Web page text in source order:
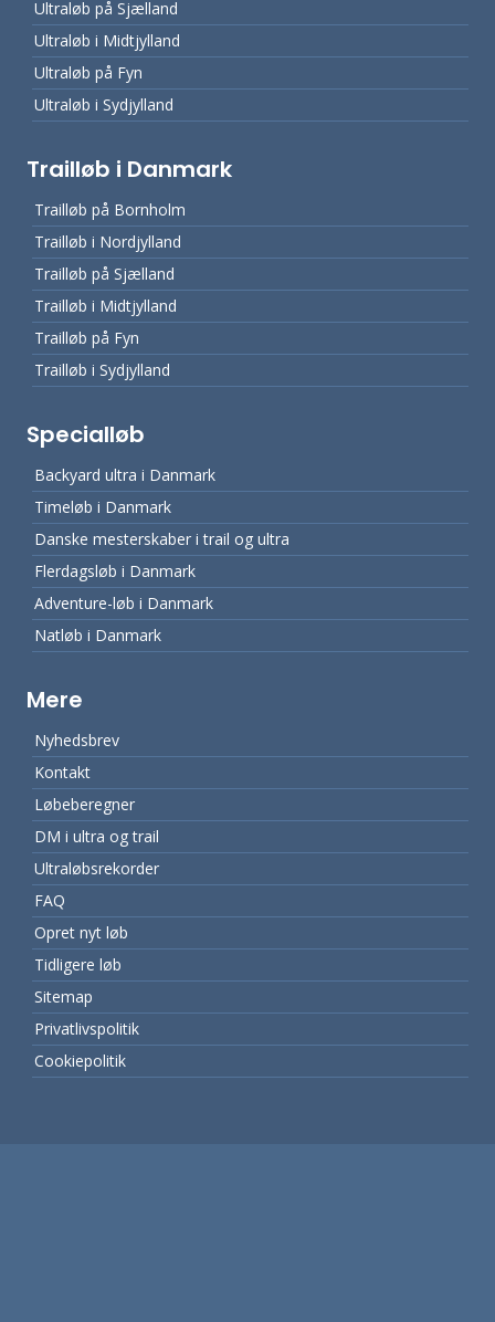
Ultraløb på Sjælland
Ultraløb i Midtjylland
Ultraløb på Fyn
Ultraløb i Sydjylland
Trailløb i Danmark
Trailløb på Bornholm
Trailløb i Nordjylland
Trailløb på Sjælland
Trailløb i Midtjylland
Trailløb på Fyn
Trailløb i Sydjylland
Specialløb
Backyard ultra i Danmark
Timeløb i Danmark
Danske mesterskaber i trail og ultra
Flerdagsløb i Danmark
Adventure-løb i Danmark
Natløb i Danmark
Mere
Nyhedsbrev
Kontakt
Løbeberegner
DM i ultra og trail
Ultraløbsrekorder
FAQ
Opret nyt løb
Tidligere løb
Sitemap
Privatlivspolitik
Cookiepolitik